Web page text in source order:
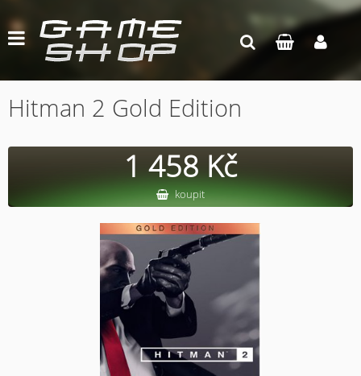
Hitman 2 Gold Edition
1 458 Kč
koupit